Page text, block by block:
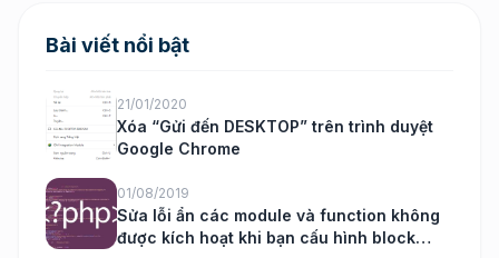
Bài viết nổi bật
21/01/2020
Xóa “Gửi đến DESKTOP” trên trình duyệt
Google Chrome
01/08/2019
Sửa lỗi ẩn các module và function không
được kích hoạt khi bạn cấu hình block